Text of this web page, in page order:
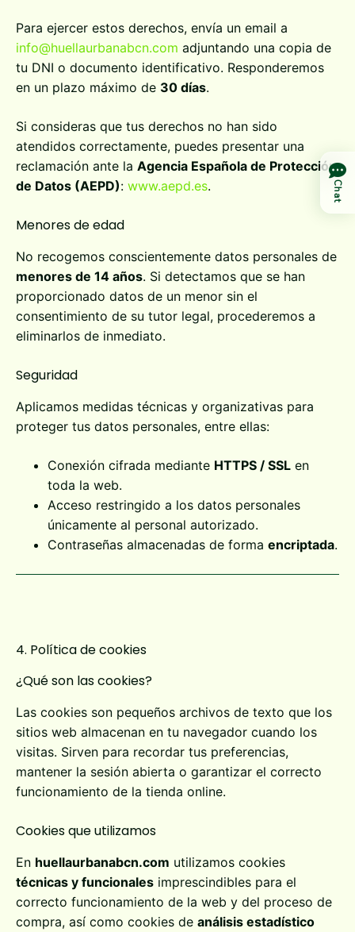
Para ejercer estos derechos, envía un email a
info@huellaurbanabcn.com adjuntando una copia de
tu DNI o documento identificativo. Responderemos
en un plazo máximo de 30 días.
Si consideras que tus derechos no han sido
atendidos correctamente, puedes presentar una
reclamación ante la Agencia Española de Protección
de Datos (AEPD): www.aepd.es.
Menores de edad
No recogemos conscientemente datos personales de
menores de 14 años. Si detectamos que se han
proporcionado datos de un menor sin el
consentimiento de su tutor legal, procederemos a
eliminarlos de inmediato.
Seguridad
Aplicamos medidas técnicas y organizativas para
proteger tus datos personales, entre ellas:
Conexión cifrada mediante HTTPS / SSL en
toda la web.
Acceso restringido a los datos personales
únicamente al personal autorizado.
Contraseñas almacenadas de forma encriptada.
4. Política de cookies
¿Qué son las cookies?
Las cookies son pequeños archivos de texto que los
sitios web almacenan en tu navegador cuando los
visitas. Sirven para recordar tus preferencias,
mantener la sesión abierta o garantizar el correcto
funcionamiento de la tienda online.
Cookies que utilizamos
En huellaurbanabcn.com utilizamos cookies
técnicas y funcionales imprescindibles para el
correcto funcionamiento de la web y del proceso de
compra, así como cookies de análisis estadístico
Chat